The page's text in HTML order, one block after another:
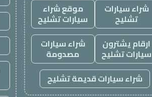
شراء سيارات
تشليح
موقع شراء
سيارات تشليح
ارقام يشترون
سيارات تشليح
شراء سيارات
مصدومة
شراء سيارات قديمة تشليح